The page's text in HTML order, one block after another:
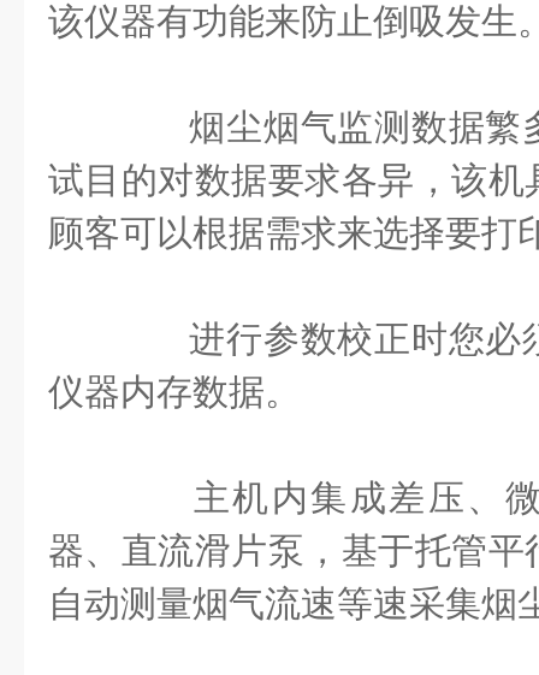
该仪器有功能来防止倒吸发生
烟尘烟气监测数据繁
试目的对数据要求各异，该
顾客可以根据需求来选择要打
进行参数校正时您必
仪器内存数据。
主机内集成差压、微
器、直流滑片泵，基于托管
自动测量烟气流速等速采集烟